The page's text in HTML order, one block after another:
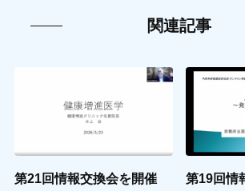
関連記事
第21回情報交換会を開催 第19回情